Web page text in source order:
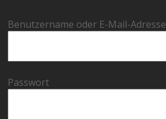
Benutzername oder E-Mail-Adresse
Passwort